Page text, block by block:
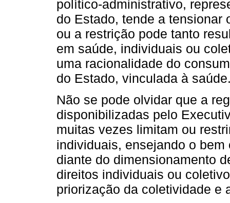
político-administrativo,
do Estado, tende a tensionar
ou a restrição pode tanto
em saúde, individuais ou
uma racionalidade do
do Estado, vinculada à
Não se pode olvidar que a
disponibilizadas pelo
muitas vezes limitam ou
individuais, ensejando o bem
diante do dimensionamento
direitos individuais ou
priorização da coletividade e